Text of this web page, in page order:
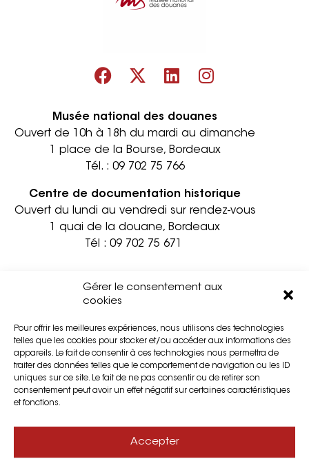
Gérer le consentement aux
cookies
Pour offrir les meilleures expériences, nous utilisons des technologies
telles que les cookies pour stocker et/ou accéder aux informations des
appareils. Le fait de consentir à ces technologies nous permettra de
traiter des données telles que le comportement de navigation ou les ID
uniques sur ce site. Le fait de ne pas consentir ou de retirer son
consentement peut avoir un effet négatif sur certaines caractéristiques
et fonctions.
Accepter
Musée national des douanes
Ouvert de 10h à 18h du mardi au dimanche
1 place de la Bourse, Bordeaux
Tél. : 09 702 75 766
Centre de documentation historique
Ouvert du lundi au vendredi sur rendez-vous
1 quai de la douane, Bordeaux
Tél : 09 702 75 671
Accessibilité
Privatisation
Presse
Cookies
Plan du site